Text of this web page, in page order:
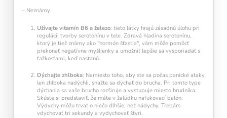
Modré políčko:
tréningu, ako svietivosť žiarovky.
1 cvičenie = 20 % intenzity
5 cvičení = 100 % intenzity
– Neznámy
Užívajte vitamín B6 a železo: tieto látky hrajú zásadnú úlohu pri
regulácii tvorby serotonínu v tele. Zdravá hladina serotonínu,
ktorý je tiež známy ako "hormón šťastia", vám môže pomôcť
prekonať negatívne myšlienky a umožniť lepšie sa vysporiadať s
ťažkosťami, keď nastanú.
Dýchajte zhlboka: Namiesto toho, aby ste sa počas panické ataky
len zhlboka nadýchli, snažte sa dýchať do brucha. Pri tomto type
dýchania sa vaše brucho rozširuje a vystupuje miesto hrudníka.
Skúste si predstaviť, že máte v žalúdku nafukovací balón.
Výdychy môžu trvať o niečo dlhšie, než nádychy. Trebárs
vdychovať tri sekundy a vydychovať štyri.